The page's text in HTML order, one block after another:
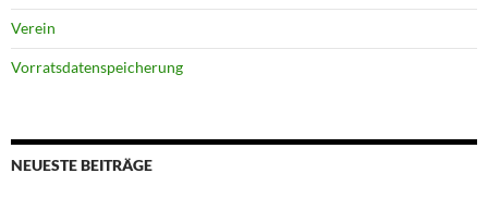
Verein
Vorratsdatenspeicherung
NEUESTE BEITRÄGE